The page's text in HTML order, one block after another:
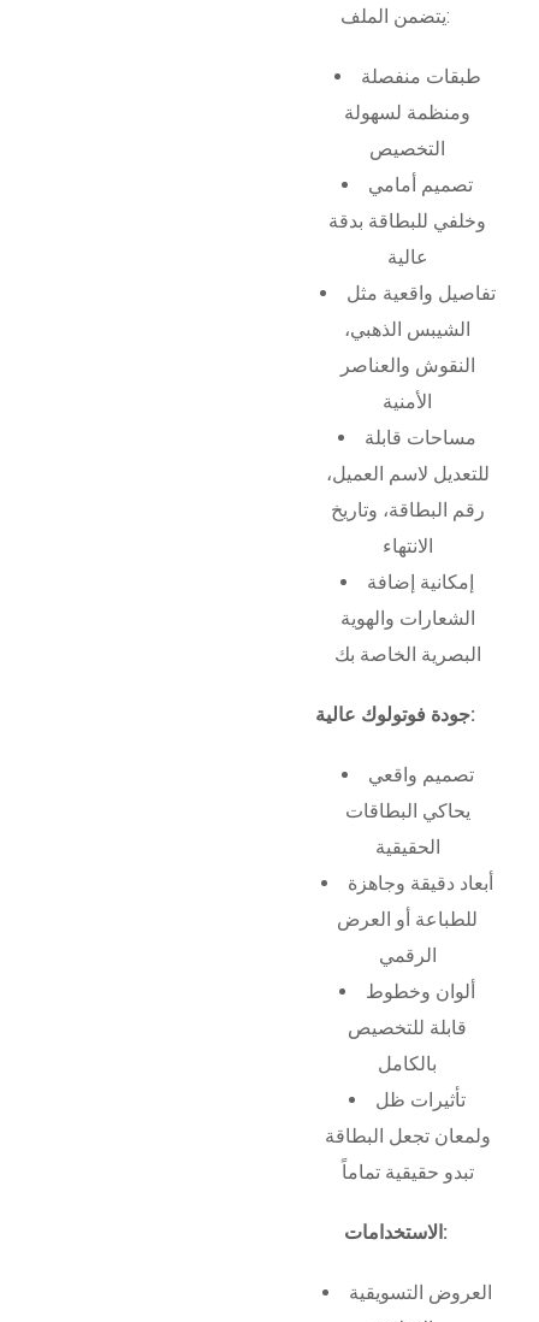
يتضمن الملف:
طبقات منفصلة
ومنظمة لسهولة
التخصيص
تصميم أمامي
وخلفي للبطاقة بدقة
عالية
تفاصيل واقعية مثل
الشيبس الذهبي،
النقوش والعناصر
الأمنية
مساحات قابلة
للتعديل لاسم العميل،
رقم البطاقة، وتاريخ
الانتهاء
إمكانية إضافة
الشعارات والهوية
البصرية الخاصة بك
جودة فوتولوك عالية:
تصميم واقعي
يحاكي البطاقات
الحقيقية
أبعاد دقيقة وجاهزة
للطباعة أو العرض
الرقمي
ألوان وخطوط
قابلة للتخصيص
بالكامل
تأثيرات ظل
ولمعان تجعل البطاقة
تبدو حقيقية تماماً
الاستخدامات:
العروض التسويقية